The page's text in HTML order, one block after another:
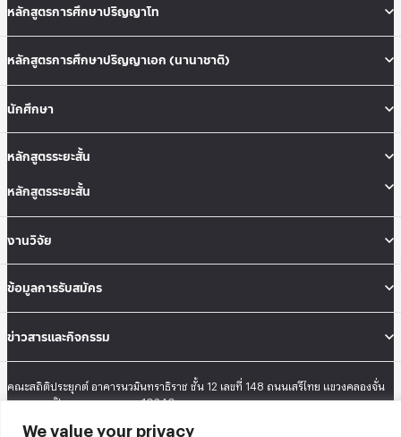
We value your privacy
หลักสูตรการศึกษาปริญญาโท
หลักสูตรการศึกษาปริญญาเอก (นานาชาติ)
นักศึกษา
หลักสูตรระยะสั้น
หลักสูตรระยะสั้น
งานวิจัย
ข้อมูลการรับสมัคร
ข่าวสารและกิจกรรม
คณะสถิติประยุกต์ อาคารนวมินทราธิราช ชั้น 12 เลขที่ 148 ถนนเสรีไทย แขวงคลองจั่น
เขตบางกะปิ กรุงเทพมหานคร 10240
Fax: 02-374-4061